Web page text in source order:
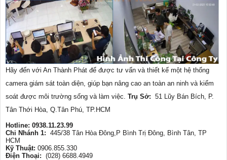
Hãy đến với An Thành Phát để được tư vấn và thiết kế một hệ thống
camera giám sát toàn diện, giúp bạn nâng cao an toàn an ninh và kiểm
soát được môi trường sống và làm việc. Trụ Sở: 51 Lũy Bán Bích, P.
Tân Thới Hòa, Q.Tân Phú, TP.HCM
Hotline: 0938.11.23.99
Chi Nhánh 1: 445/38 Tân Hòa Đông,P Bình Trị Đông, Bình Tân, TP
HCM
Kỹ Thuật: 0906.855.330
Điện Thoại: (028) 6688.4949